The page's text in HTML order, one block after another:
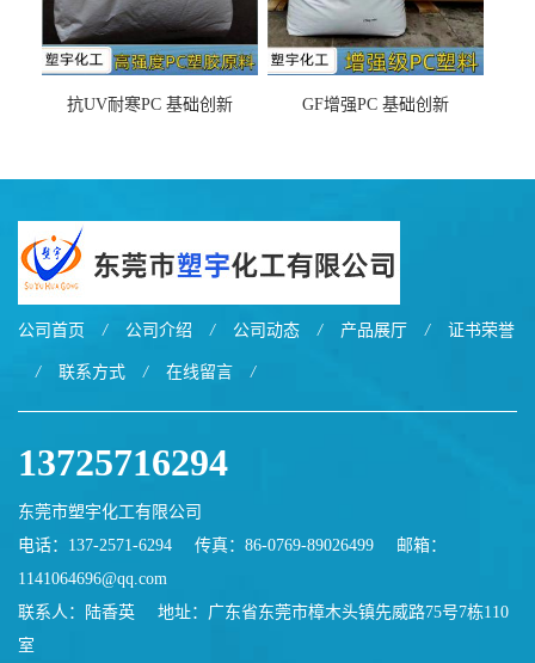
抗UV耐寒PC 基础创新
GF增强PC 基础创新
公司首页 / 公司介绍 / 公司动态 / 产品展厅 / 证书荣誉
/ 联系方式 / 在线留言 /
13725716294
东莞市塑宇化工有限公司
电话：137-2571-6294
传真：86-0769-89026499
邮箱：
1141064696@qq.com
联系人：陆香英
地址：广东省东莞市樟木头镇先威路75号7栋110
室